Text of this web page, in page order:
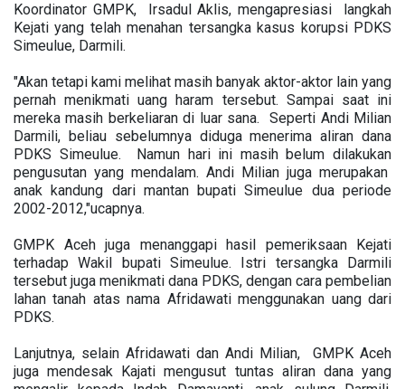
Koordinator GMPK, Irsadul Aklis, mengapresiasi langkah
Kejati yang telah menahan tersangka kasus korupsi PDKS
Simeulue, Darmili.
"Akan tetapi kami melihat masih banyak aktor-aktor lain yang
pernah menikmati uang haram tersebut. Sampai saat ini
mereka masih berkeliaran di luar sana. Seperti Andi Milian
Darmili, beliau sebelumnya diduga menerima aliran dana
PDKS Simeulue. Namun hari ini masih belum dilakukan
pengusutan yang mendalam. Andi Milian juga merupakan
anak kandung dari mantan bupati Simeulue dua periode
2002-2012,"ucapnya.
GMPK Aceh juga menanggapi hasil pemeriksaan Kejati
terhadap Wakil bupati Simeulue. Istri tersangka Darmili
tersebut juga menikmati dana PDKS, dengan cara pembelian
lahan tanah atas nama Afridawati menggunakan uang dari
PDKS.
Lanjutnya, selain Afridawati dan Andi Milian, GMPK Aceh
juga mendesak Kajati mengusut tuntas aliran dana yang